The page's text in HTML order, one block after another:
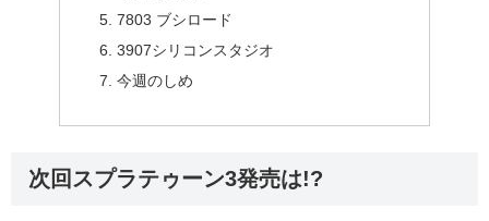
7803 ブシロード
3907シリコンスタジオ
今週のしめ
次回スプラテゥーン3発売は!?